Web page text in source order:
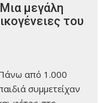
μεγάλη
του
από 1.000
συμμετείχαν